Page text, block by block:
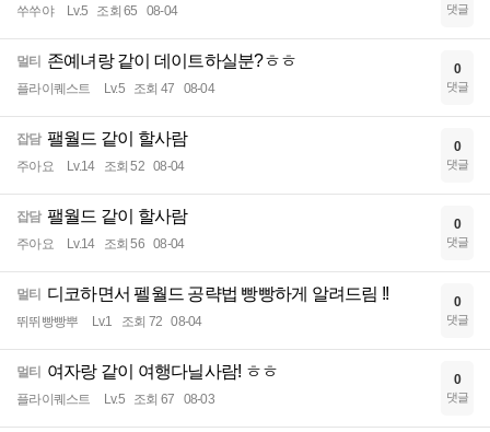
쑤쑤야 Lv.5 조회 65 08-04 댓글
멀티 존예녀랑 같이 데이트하실분?ㅎㅎ
플라이퀘스트 Lv.5 조회 47 08-04
0
댓글
잡담 팰월드 같이 할사람
주아요 Lv.14 조회 52 08-04
0
댓글
잡담 팰월드 같이 할사람
주아요 Lv.14 조회 56 08-04
0
댓글
멀티 디코하면서 펠월드 공략법 빵빵하게 알려드림 !!
뛰뛰빵빵뿌 Lv.1 조회 72 08-04
0
댓글
멀티 여자랑 같이 여행다닐사람! ㅎㅎ
플라이퀘스트 Lv.5 조회 67 08-03
0
댓글